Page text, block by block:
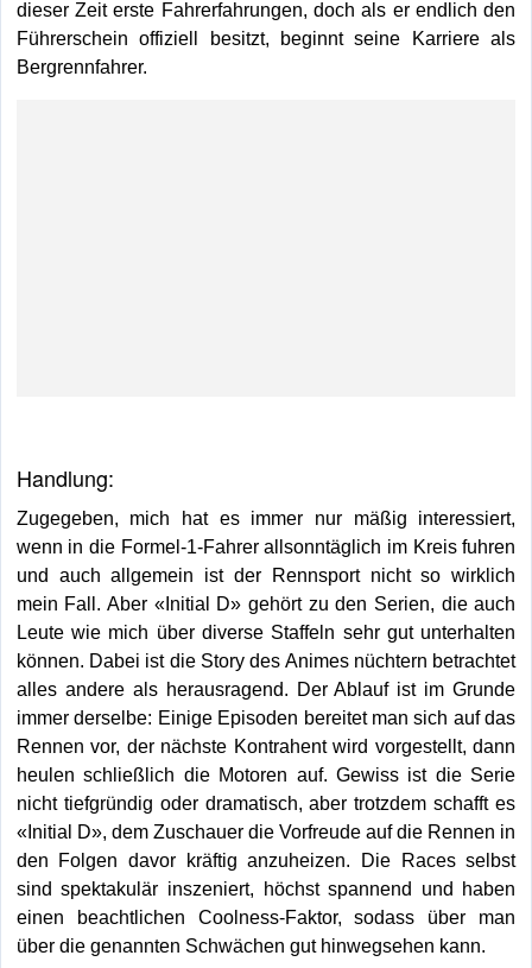
dieser Zeit erste Fahrerfahrungen, doch als er endlich den
Führerschein offiziell besitzt, beginnt seine Karriere als
Bergrennfahrer.
Handlung:
Zugegeben, mich hat es immer nur mäßig interessiert,
wenn in die Formel-1-Fahrer allsonntäglich im Kreis fuhren
und auch allgemein ist der Rennsport nicht so wirklich
mein Fall. Aber «Initial D» gehört zu den Serien, die auch
Leute wie mich über diverse Staffeln sehr gut unterhalten
können. Dabei ist die Story des Animes nüchtern betrachtet
alles andere als herausragend. Der Ablauf ist im Grunde
immer derselbe: Einige Episoden bereitet man sich auf das
Rennen vor, der nächste Kontrahent wird vorgestellt, dann
heulen schließlich die Motoren auf. Gewiss ist die Serie
nicht tiefgründig oder dramatisch, aber trotzdem schafft es
«Initial D», dem Zuschauer die Vorfreude auf die Rennen in
den Folgen davor kräftig anzuheizen. Die Races selbst
sind spektakulär inszeniert, höchst spannend und haben
einen beachtlichen Coolness-Faktor, sodass über man
über die genannten Schwächen gut hinwegsehen kann.